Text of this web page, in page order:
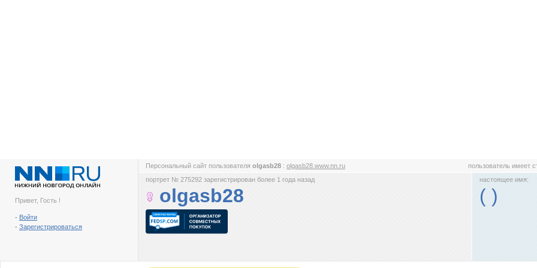
Привет, Гость !
- Войти
- Зарегистрироваться
Персональный сайт пользователя olgasb28 : olgasb28.www.nn.ru пользователь имеет
портрет № 275292 зарегистрирован более 1 года назад
olgasb28
настоящее имя:
( )